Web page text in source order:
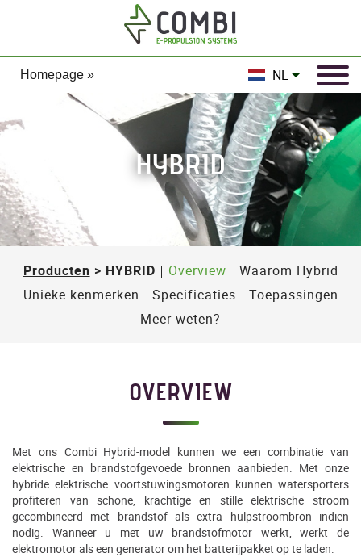
Homepage » NL
HYBRID
Producten > HYBRID Overview
Waarom Hybrid
Unieke kenmerken
Specificaties
Toepassingen
Meer weten?
OVERVIEW
Met ons Combi Hybrid-model kunnen we een combinatie van
elektrische en brandstofgevoede bronnen aanbieden. Met onze
hybride elektrische voortstuwingsmotoren kunnen watersporters
profiteren van schone, krachtige en stille elektrische stroom
gecombineerd met brandstof als extra hulpstroombron indien
nodig. Wanneer u met uw brandstofmotor werkt, werkt de
elektromotor als een generator om het batterijpakket op te laden.